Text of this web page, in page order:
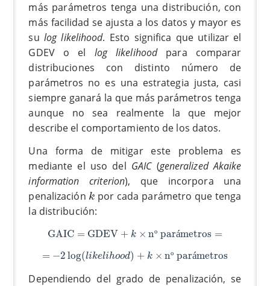
más parámetros tenga una distribución, con
más facilidad se ajusta a los datos y mayor es
su log likelihood. Esto significa que utilizar el
GDEV o el log likelihoodpara comparar
distribuciones con distinto número de
parámetros no es una estrategia justa, casi
siempre ganará la que más parámetros tenga
aunque no sea realmente la que mejor
describe el comportamiento de los datos.
Una forma de mitigar este problema es
mediante el uso del GAIC(generalized Akaike
information criterion), que incorpora una
penalización k
k por cada parámetro que tenga
la distribución:
GAIC = GDEV + k × nº parámetros =
GAIC =GDEV + × nº parámetros
= −2 log(likelihood) + k × nº parámetros
−2 log(lik lih d) +k × nº parámetros
Dependiendo del grado de penalización, se